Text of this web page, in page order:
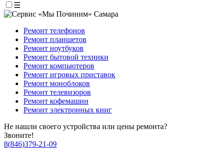
☰
Ремонт телефонов
Ремонт планшетов
Ремонт ноутбуков
Ремонт бытовой техники
Ремонт компьютеров
Ремонт игровых приставок
Ремонт моноблоков
Ремонт телевизоров
Ремонт кофемашин
Ремонт электронных книг
Не нашли своего устройства или цены ремонта?
Звоните!
8(846)379-21-09